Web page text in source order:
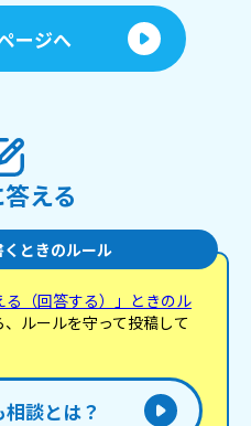
ージへ
える
ときのルール
る（回答する）」ときのル
ルールを守って投稿して
談とは？